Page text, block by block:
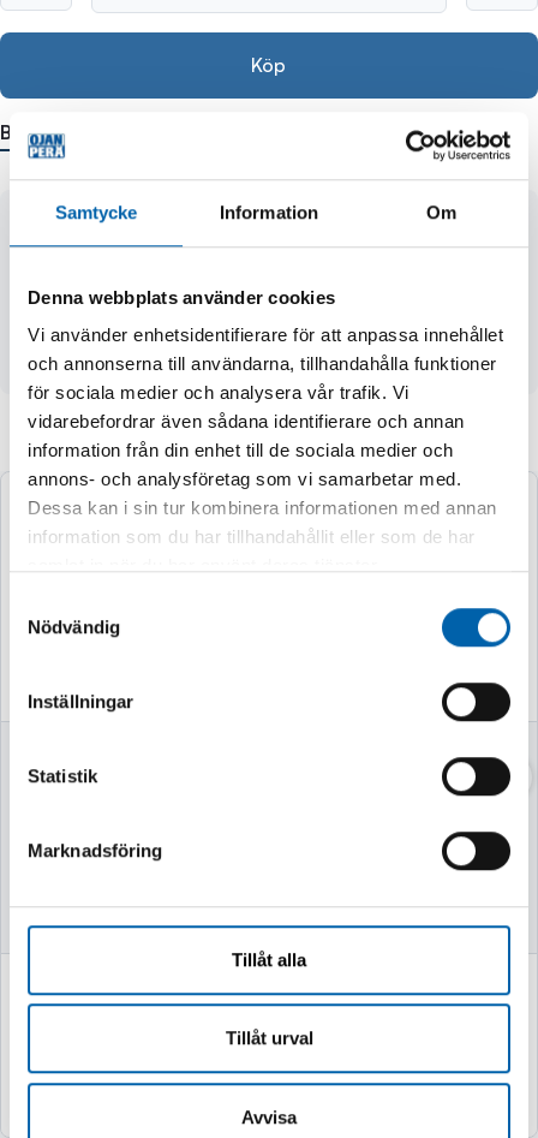
Samtycke Information Om
Denna webbplats använder cookies
Vi använder enhetsidentifierare för att anpassa innehållet
och annonserna till användarna, tillhandahålla funktioner
för sociala medier och analysera vår trafik. Vi
vidarebefordrar även sådana identifierare och annan
information från din enhet till de sociala medier och
annons- och analysföretag som vi samarbetar med.
Dessa kan i sin tur kombinera informationen med annan
information som du har tillhandahållit eller som de har
Nödvändig
Inställningar
Statistik
Marknadsföring
Tillåt alla
Tillåt urval
Avvisa
Köp
Beskrivning
Leveranstid på denna artikel kan variera eftersom den kan
5-12 arbetsdagar 14V - 4,0 Ah REDLITHIUM™-batteriet
ger hög kraft, lång drifttid och ökad hållbarhet Nu ännu
kraftfullare, längre drifttid och medfler laddningscykler!
Andra köpte även
749 kr
Köp
VEDKLYV 7TON
52CM MED STATIV
2 995 kr
Köp